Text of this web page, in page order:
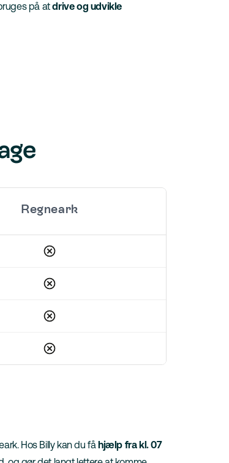
på atdrive og udvikle
Regneark
Hos Billy kan du fåhjælp fra kl. 07